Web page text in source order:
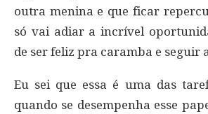
outra menina e que ficar
só vai adiar a incrível
de ser feliz pra caramba e seguir
Eu sei que essa é uma das
quando se desempenha esse